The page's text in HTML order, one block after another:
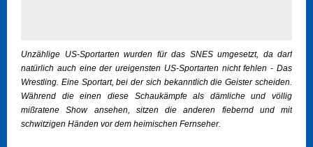
Unzählige US-Sportarten wurden für das SNES umgesetzt, da darf
natürlich auch eine der ureigensten US-Sportarten nicht fehlen - Das
Wrestling. Eine Sportart, bei der sich bekanntlich die Geister scheiden.
Während die einen diese Schaukämpfe als dämliche und völlig
mißratene Show ansehen, sitzen die anderen fiebernd und mit
schwitzigen Händen vor dem heimischen Fernseher.